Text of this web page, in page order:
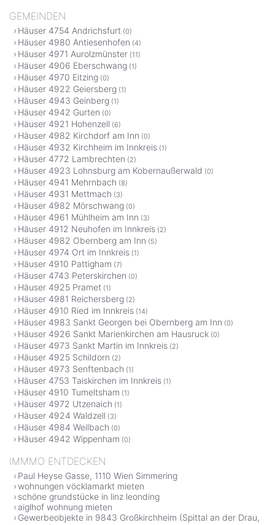
GEMEINDEN
Häuser 4754 Andrichsfurt (0)
Häuser 4980 Antiesenhofen (4)
Häuser 4971 Aurolzmünster (11)
Häuser 4906 Eberschwang (1)
Häuser 4970 Eitzing (0)
Häuser 4922 Geiersberg (1)
Häuser 4943 Geinberg (1)
Häuser 4942 Gurten (0)
Häuser 4921 Hohenzell (6)
Häuser 4982 Kirchdorf am Inn (0)
Häuser 4932 Kirchheim im Innkreis (1)
Häuser 4772 Lambrechten (2)
Häuser 4923 Lohnsburg am Kobernaußerwald (0)
Häuser 4941 Mehrnbach (8)
Häuser 4931 Mettmach (3)
Häuser 4982 Mörschwang (0)
Häuser 4961 Mühlheim am Inn (3)
Häuser 4912 Neuhofen im Innkreis (2)
Häuser 4982 Obernberg am Inn (5)
Häuser 4974 Ort im Innkreis (1)
Häuser 4910 Pattigham (7)
Häuser 4743 Peterskirchen (0)
Häuser 4925 Pramet (1)
Häuser 4981 Reichersberg (2)
Häuser 4910 Ried im Innkreis (14)
Häuser 4983 Sankt Georgen bei Obernberg am Inn (0)
Häuser 4926 Sankt Marienkirchen am Hausruck (0)
Häuser 4973 Sankt Martin im Innkreis (2)
Häuser 4925 Schildorn (2)
Häuser 4973 Senftenbach (1)
Häuser 4753 Taiskirchen im Innkreis (1)
Häuser 4910 Tumeltsham (1)
Häuser 4972 Utzenaich (1)
Häuser 4924 Waldzell (3)
Häuser 4984 Weilbach (0)
Häuser 4942 Wippenham (0)
IMMMO ENTDECKEN
Paul Heyse Gasse, 1110 Wien Simmering
wohnungen vöcklamarkt mieten
schöne grundstücke in linz leonding
aiglhof wohnung mieten
Gewerbeobjekte in 9843 Großkirchheim (Spittal an der Drau,